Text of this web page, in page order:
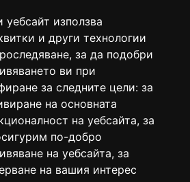
уебсайт използва
и други технологии
за да подобри
ви при
за следните цели: за
на основната
на уебсайта, за
по-добро
на уебсайта, за
на вашия интерес